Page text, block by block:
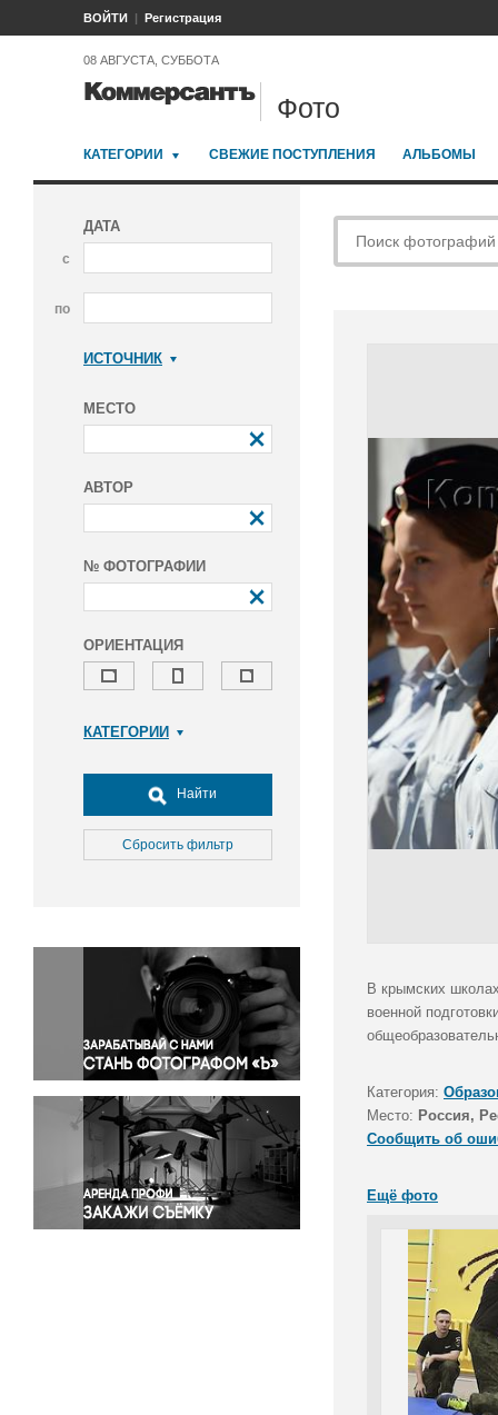
ВОЙТИ Регистрация
08 АВГУСТА, СУББОТА
Фото
КАТЕГОРИИ СВЕЖИЕ ПОСТУПЛЕНИЯ АЛЬБОМЫ
ДАТА
с
по
ИСТОЧНИК
МЕСТО
АВТОР
№ ФОТОГРАФИИ
ОРИЕНТАЦИЯ
КАТЕГОРИИ
Досуг, туризм и отдых
Культура
Медицина
Окружающая среда
Политика
Правосудие
Происшествия и конфликты
Религия
Светская жизнь
Спорт
Экология
Экономика и бизнес
Найти
Сбросить фильтр
В крымских
военной
Категория:
Место: Россия,
Сообщить об
Ещё фото